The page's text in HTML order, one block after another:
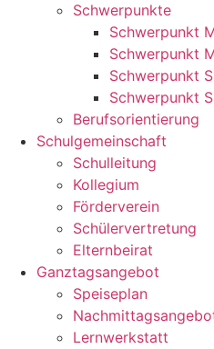
Schwerpunkte
Schwerpunkt
Schwerpunkt
Schwerpunkt
Schwerpunkt
Berufsorientierung
Schulgemeinschaft
Schulleitung
Kollegium
Förderverein
Schülervertretung
Elternbeirat
Ganztagsangebot
Speiseplan
Lernwerkstatt